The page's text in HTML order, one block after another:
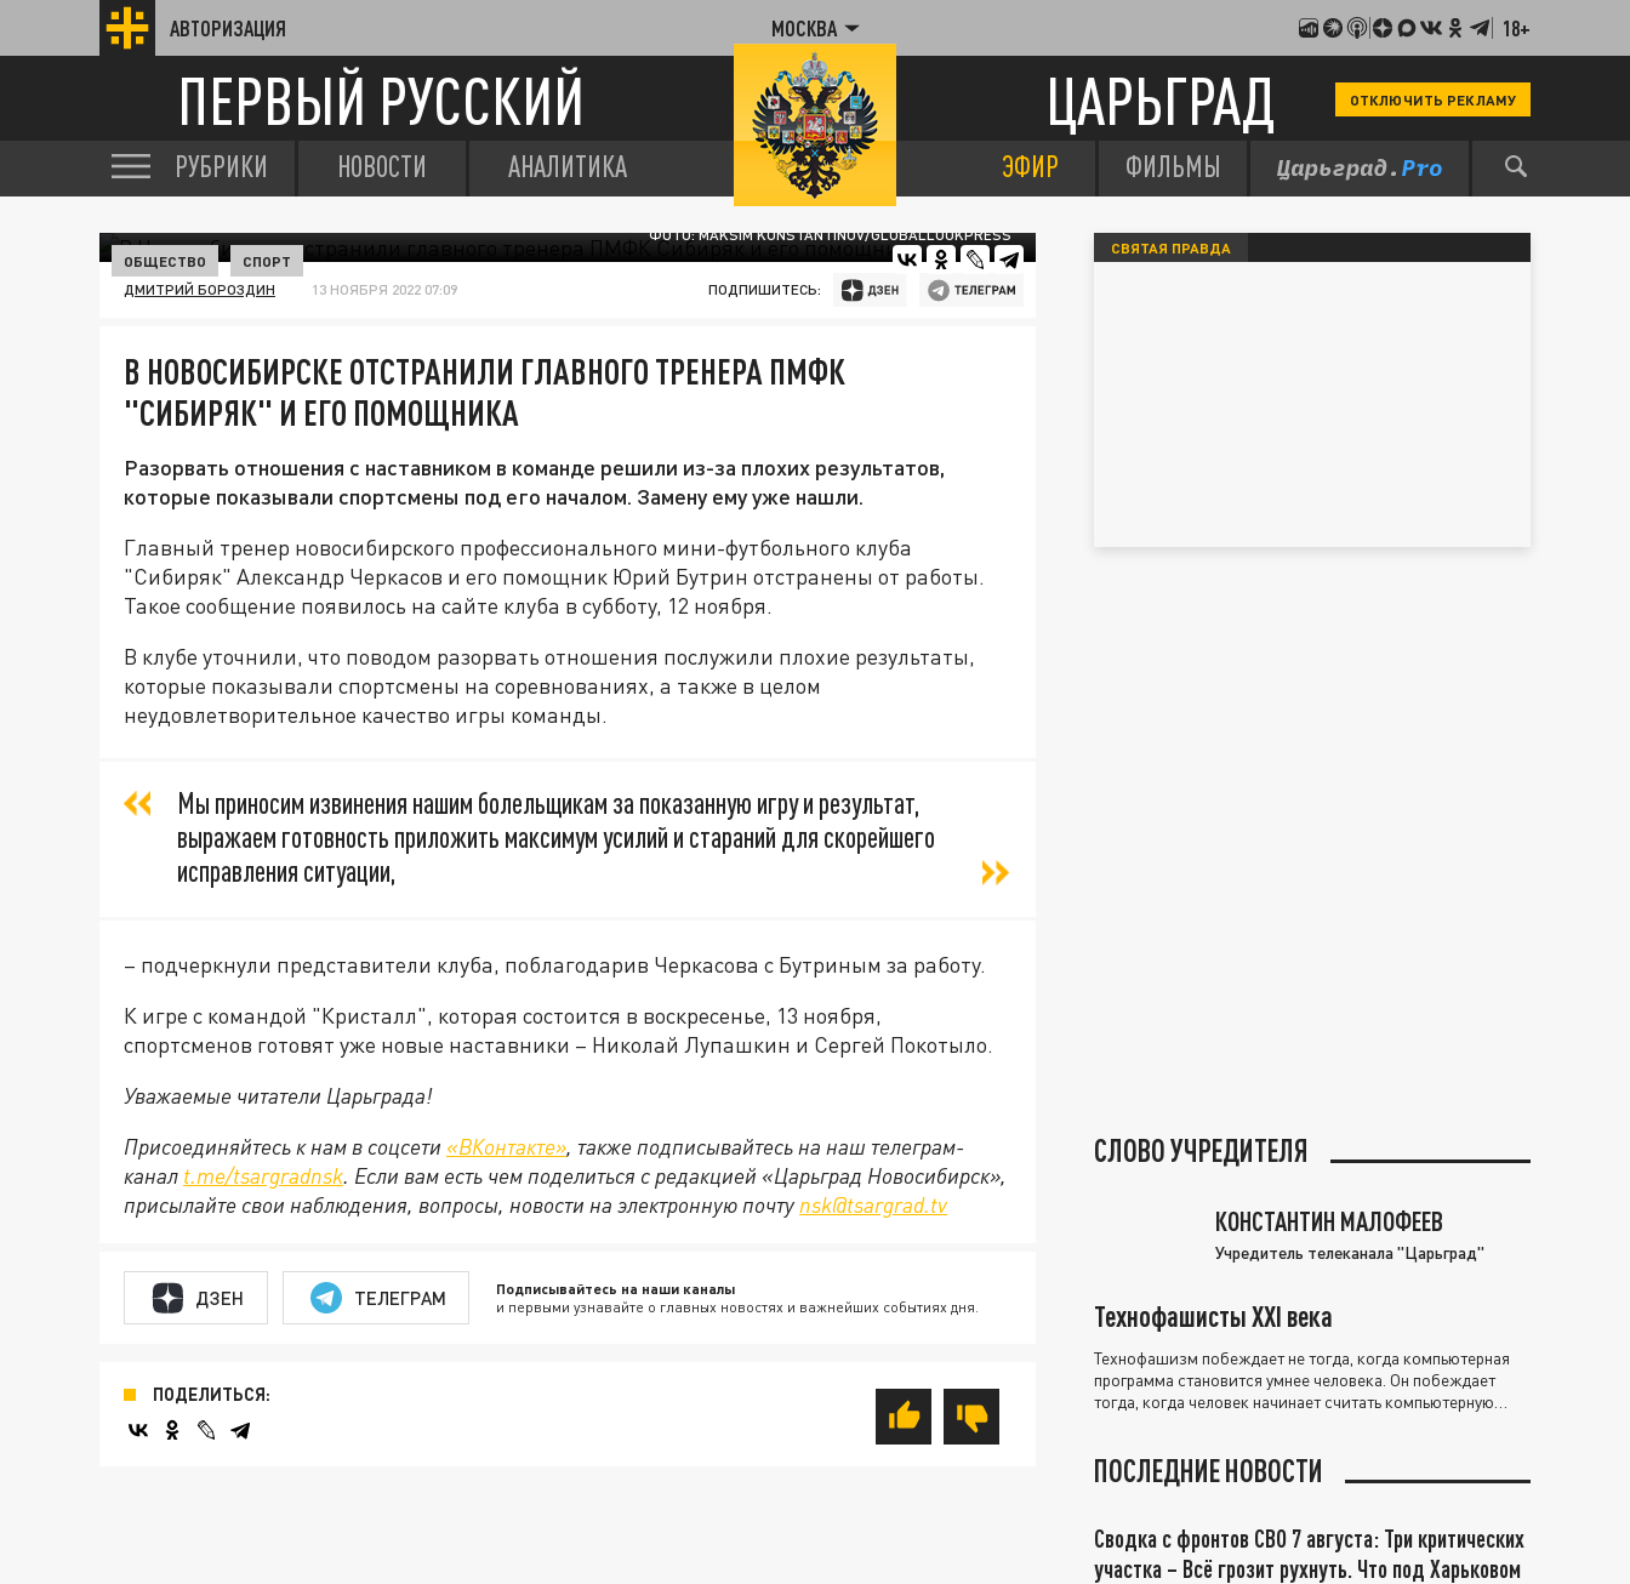
АВТОРИЗАЦИЯ МОСКВА 18+
ПЕРВЫЙ РУССКИЙ ЦАРЬГРАД ОТКЛЮЧИТЬ РЕКЛАМУ
РУБРИКИ НОВОСТИ АНАЛИТИКА ЭФИР ФИЛЬМЫ
ФОТО: MAKSIM KONSTANTINOV/GLOBALLOOKPRESS
ОБЩЕСТВО СПОРТ
ДМИТРИЙ БОРОЗДИН 13 НОЯБРЯ 2022 07:09 ПОДПИШИТЕСЬ:
В НОВОСИБИРСКЕ ОТСТРАНИЛИ ГЛАВНОГО ТРЕНЕРА ПМФК
"СИБИРЯК" И ЕГО ПОМОЩНИКА
Разорвать отношения с наставником в команде решили из-за плохих результатов,
которые показывали спортсмены под его началом. Замену ему уже нашли.
Главный тренер новосибирского профессионального мини-футбольного клуба
"Сибиряк" Александр Черкасов и его помощник Юрий Бутрин отстранены от работы.
Такое сообщение появилось на сайте клуба в субботу, 12 ноября.
В клубе уточнили, что поводом разорвать отношения послужили плохие результаты,
которые показывали спортсмены на соревнованиях, а также в целом
неудовлетворительное качество игры команды.
Мы приносим извинения нашим болельщикам за показанную игру и результат,
выражаем готовность приложить максимум усилий и стараний для скорейшего
исправления ситуации,
– подчеркнули представители клуба, поблагодарив Черкасова с Бутриным за работу.
К игре с командой "Кристалл", которая состоится в воскресенье, 13 ноября,
спортсменов готовят уже новые наставники – Николай Лупашкин и Сергей Покотыло.
Уважаемые читатели Царьграда!
Присоединяйтесь к нам в соцсети «ВКонтакте», также подписывайтесь на наш телеграм-
канал t.me/tsargradnsk. Если вам есть чем поделиться с редакцией «Царьград Новосибирск»,
присылайте свои наблюдения, вопросы, новости на электронную почту nsk@tsargrad.tv
ДЗЕН ТЕЛЕГРАМ Подписывайтесь на наши каналы
и первыми узнавайте о главных новостях и важнейших событиях дня.
ПОДЕЛИТЬСЯ:
СВЯТАЯ ПРАВДА
СЛОВО УЧРЕДИТЕЛЯ
КОНСТАНТИН МАЛОФЕЕВ
Учредитель телеканала "Царьград"
Технофашисты XXI века
Технофашизм побеждает не тогда, когда компьютерная
программа становится умнее человека. Он побеждает
тогда, когда человек начинает считать компьютерную
ПОСЛЕДНИЕ НОВОСТИ
Сводка с фронтов СВО 7 августа: Три критических
участка – Всё грозит рухнуть. Что под Харьковом